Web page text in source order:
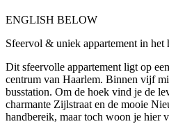
ENGLISH BELOW
Sfeervol & uniek appartement in het
Dit sfeervolle appartement ligt op
centrum van Haarlem. Binnen vijf
busstation. Om de hoek vind je de
charmante Zijlstraat en de mooie
handbereik, maar toch woon je hier